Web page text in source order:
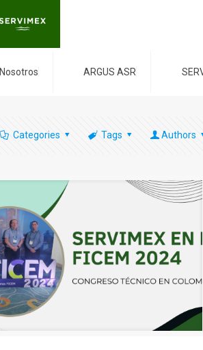
Nosotros ARGUS ASR
Categories Tags Authors